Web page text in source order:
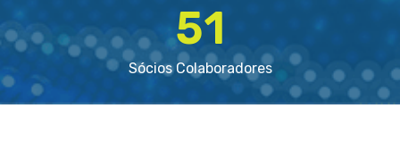
Sócios Colaboradores
51